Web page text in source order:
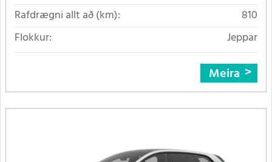
Rafdrægni allt að (km):
810
Flokkur:
Jeppar
Meira